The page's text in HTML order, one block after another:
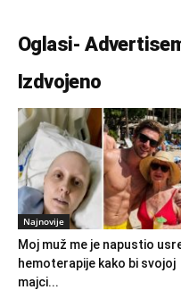
Oglasi-
Izdvojeno
Najnovije
Moj muž me je napustio
hemoterapije kako bi svojoj
majci...